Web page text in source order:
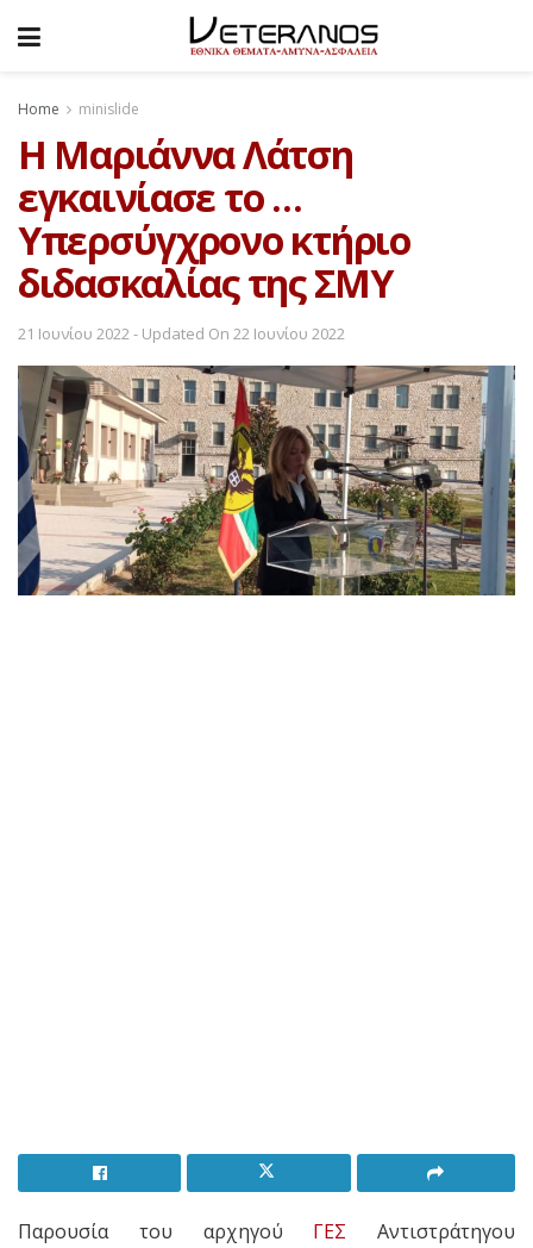
Home minislide
Η Μαριάννα Λάτση
εγκαινίασε το …
Υπερσύγχρονο κτήριο
διδασκαλίας της ΣΜΥ
21 Ιουνίου 2022 - Updated On 22 Ιουνίου 2022
Παρουσία του αρχηγού ΓΕΣ Αντιστράτηγου